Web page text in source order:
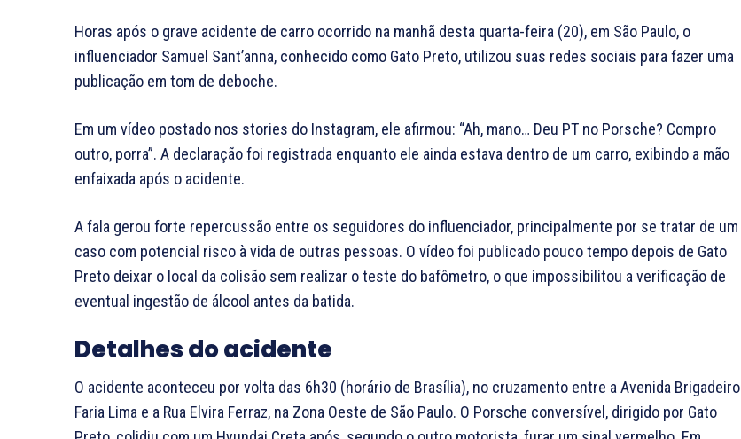
Horas após o grave acidente de carro ocorrido na manhã desta quarta-feira (20), em São Paulo, o
influenciador Samuel Sant’anna, conhecido como Gato Preto, utilizou suas redes sociais para fazer uma
publicação em tom de deboche.
Em um vídeo postado nos stories do Instagram, ele afirmou: “Ah, mano… Deu PT no Porsche? Compro
outro, porra”. A declaração foi registrada enquanto ele ainda estava dentro de um carro, exibindo a mão
enfaixada após o acidente.
A fala gerou forte repercussão entre os seguidores do influenciador, principalmente por se tratar de um
caso com potencial risco à vida de outras pessoas. O vídeo foi publicado pouco tempo depois de Gato
Preto deixar o local da colisão sem realizar o teste do bafômetro, o que impossibilitou a verificação de
eventual ingestão de álcool antes da batida.
Detalhes do acidente
O acidente aconteceu por volta das 6h30 (horário de Brasília), no cruzamento entre a Avenida Brigadeiro
Faria Lima e a Rua Elvira Ferraz, na Zona Oeste de São Paulo. O Porsche conversível, dirigido por Gato